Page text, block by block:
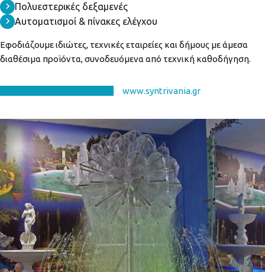
Πολυεστερικές δεξαμενές
Αυτοματισμοί & πίνακες ελέγχου
Εφοδιάζουμε ιδιώτες, τεχνικές εταιρείες και δήμους με άμεσα
διαθέσιμα προϊόντα, συνοδευόμενα από τεχνική καθοδήγηση.
www.syntrivania.gr